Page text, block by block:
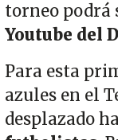
torneo podrá
Youtube del
Para esta
azules en el
desplazado